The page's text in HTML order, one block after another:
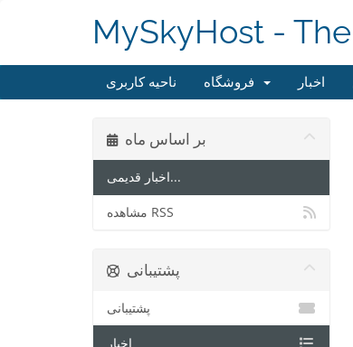
MySkyHost -
ناحیه کاربری اخبار
بر اساس ماه
اخبار قدیمی...
مشاهده RSS
پشتیبانی
پشتیبانی
اخبار